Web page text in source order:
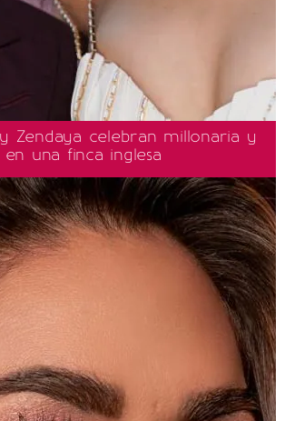
Zendaya celebran millonaria y
una finca inglesa